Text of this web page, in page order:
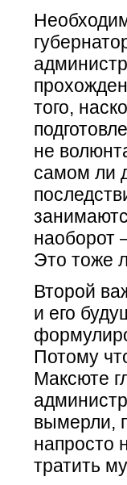
того,
не
самом ли
наоборот
Это тоже
Второй
и его
Потому
Максюте
вымерли,
напросто
тратить